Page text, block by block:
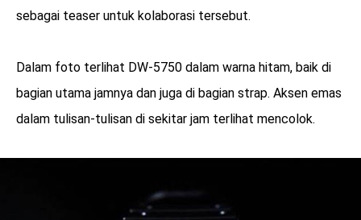
sebagai teaser untuk kolaborasi tersebut.
Dalam foto terlihat DW-5750 dalam warna hitam, baik di
bagian utama jamnya dan juga di bagian strap. Aksen emas
dalam tulisan-tulisan di sekitar jam terlihat mencolok.